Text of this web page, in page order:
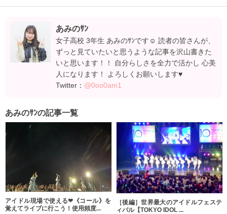
あみのｻﾝ
女子高校 3年生 あみのｻﾝです☺ 読者の皆さんが、
ずっと見ていたいと思うような記事を沢山書きた
いと思います！！ 自分らしさを全力で活かし 心美
人になります！ よろしくお願いします♥
Twitter： @0oo0am1
あみのｻﾝの記事一覧
アイドル現場で使える❤《コール》を
覚えてライブに行こう！使用頻度...
［後編］世界最大のアイドルフェステ
ィバル【TOKYO IDOL ...